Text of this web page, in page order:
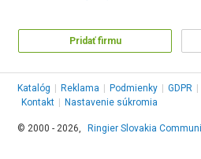
Pridať firmu
Katalóg Reklama Podmienky GDPR
Kontakt
Nastavenie súkromia
© 2000 - 2026, Ringier Slovakia